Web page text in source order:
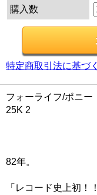
購入数
特定商取引法に基づ
フォーライフ/ポニー
25K 2
82年。
「レコード史上初！！